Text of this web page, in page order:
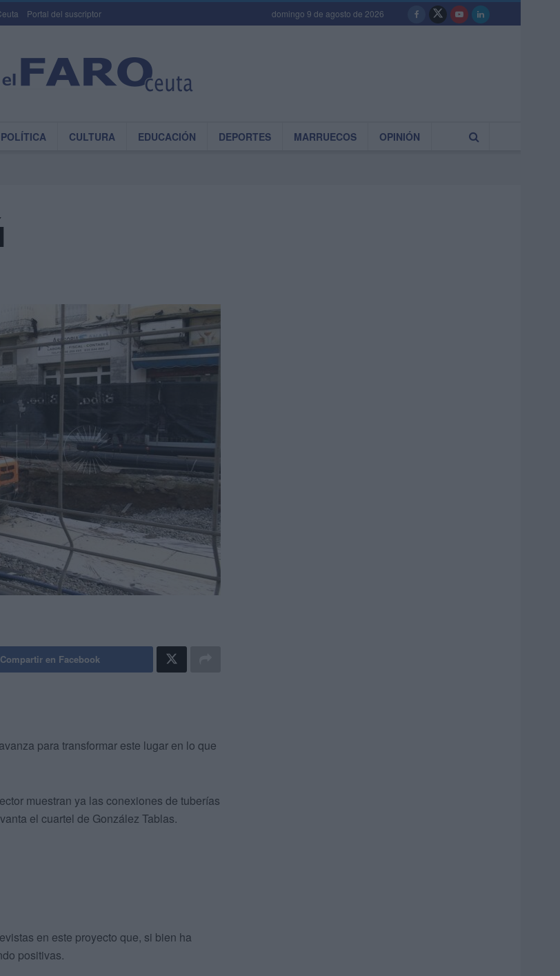
Portal del suscriptor domingo 9 de agosto de 2026
POLÍTICA CULTURA EDUCACIÓN DEPORTES MARRUECOS OPINIÓN
Compartir en Facebook
para transformar este lugar en lo que
muestran ya las conexiones de tuberías
el cuartel de González Tablas.
en este proyecto que, si bien ha
positivas.